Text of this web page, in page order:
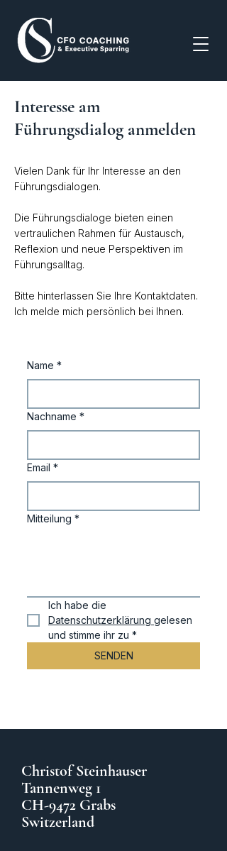
Interesse am
Führungsdialog anmelden
Vielen Dank für Ihr Interesse an den
Führungsdialogen.
Die Führungsdialoge bieten einen
vertraulichen Rahmen für Austausch,
Reflexion und neue Perspektiven im
Führungsalltag.
Bitte hinterlassen Sie Ihre Kontaktdaten.
Ich melde mich persönlich bei Ihnen.
Name *
Nachname *
Email *
Mitteilung *
Datenschutzerklärung gelesen
und stimme ihr zu *
SENDEN
Christof Steinhauser
Tannenweg 1
CH-9472 Grabs
Switzerland